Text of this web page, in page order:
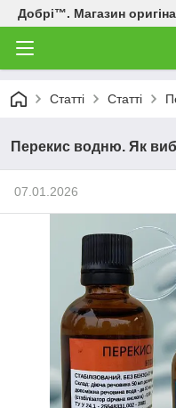
Добрі™. Магазин
Статті Статті
Перекис водню. Як
07.01.2026